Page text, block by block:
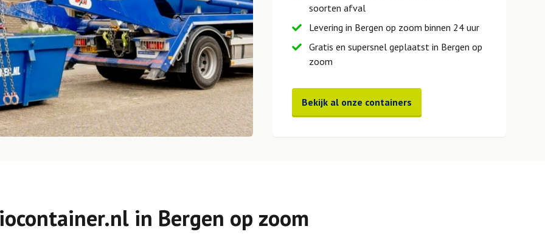
soorten afval
Levering in Bergen op zoom binnen 24 uur
Gratis en supersnel geplaatst in Bergen op
zoom
Bekijk al onze containers
in Bergen op zoom